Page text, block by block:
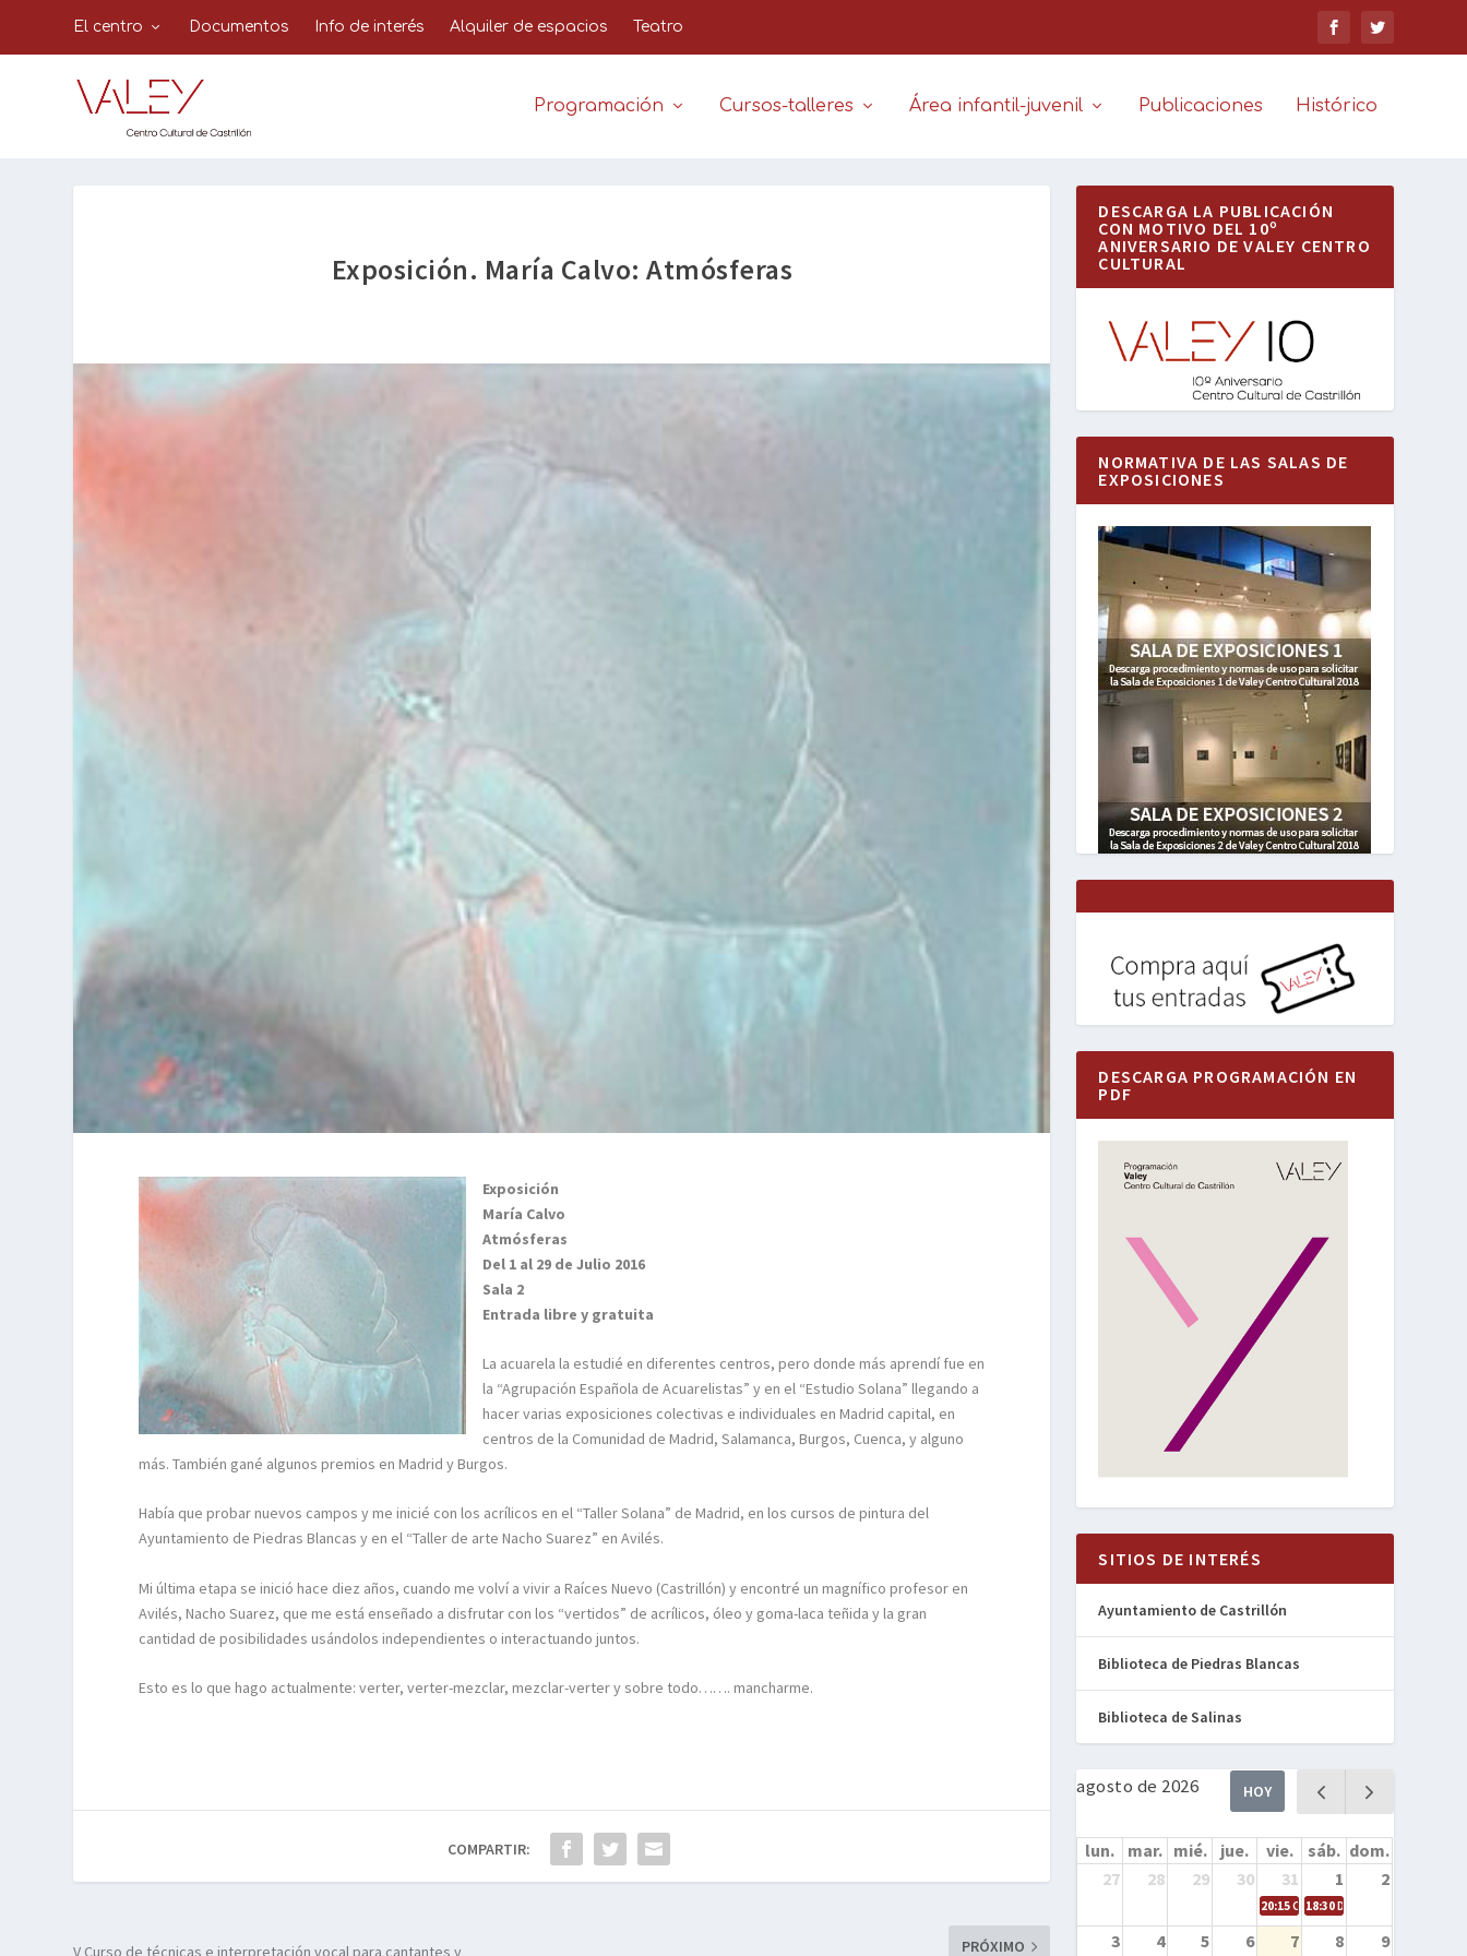
El centro Documentos Info de interés Alquiler de espacios Teatro
Programación Cursos-talleres Área infantil-juvenil Publicaciones Histórico
Exposición. María Calvo: Atmósferas
Exposición
María Calvo
Atmósferas
Del 1 al 29 de Julio 2016
Sala 2
Entrada libre y gratuita
La acuarela la estudié en diferentes centros, pero donde más aprendí fue en
la “Agrupación Española de Acuarelistas” y en el “Estudio Solana” llegando a
hacer varias exposiciones colectivas e individuales en Madrid capital, en
centros de la Comunidad de Madrid, Salamanca, Burgos, Cuenca, y alguno
más. También gané algunos premios en Madrid y Burgos.
Había que probar nuevos campos y me inicié con los acrílicos en el “Taller Solana” de Madrid, en los cursos de pintura del
Ayuntamiento de Piedras Blancas y en el “Taller de arte Nacho Suarez” en Avilés.
Mi última etapa se inició hace diez años, cuando me volví a vivir a Raíces Nuevo (Castrillón) y encontré un magnífico profesor en
Avilés, Nacho Suarez, que me está enseñado a disfrutar con los “vertidos” de acrílicos, óleo y goma-laca teñida y la gran
cantidad de posibilidades usándolos independientes o interactuando juntos.
Esto es lo que hago actualmente: verter, verter-mezclar, mezclar-verter y sobre todo……. mancharme.
COMPARTIR:
V Curso de técnicas e interpretación vocal para cantantes y
PRÓXIMO
DESCARGA LA PUBLICACIÓN
CON MOTIVO DEL 10º
ANIVERSARIO DE VALEY CENTRO
CULTURAL
NORMATIVA DE LAS SALAS DE
EXPOSICIONES
DESCARGA PROGRAMACIÓN EN
PDF
SITIOS DE INTERÉS
Ayuntamiento de Castrillón
Biblioteca de Piedras Blancas
Biblioteca de Salinas
agosto de 2026 HOY
lun. mar. mié. jue. vie. sáb. dom.
27
28 29 30 31 1 2
20:15Cine en la calle – Cómo
18:30Danza – Cita en el
3 4 5 6 7 8 9